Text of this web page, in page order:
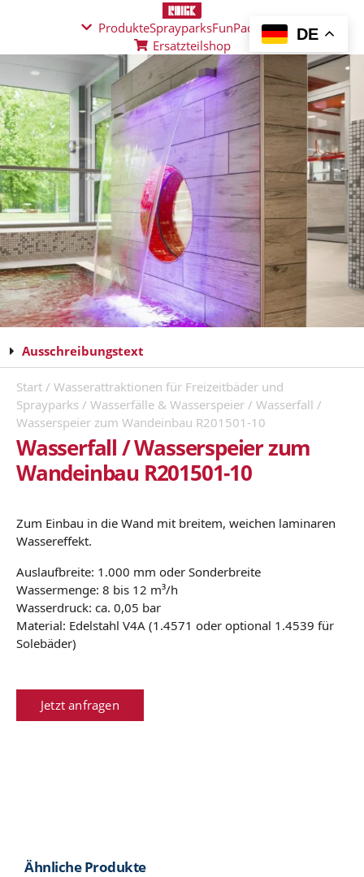
ProdukteSprayparksFunPad
News
Ersatzteilshop
Ausschreibungstext
Start / Wasserattraktionen für Freizeitbäder und
Sprayparks / Wasserfälle & Wasserspeier / Wasserfall /
Wasserspeier zum Wandeinbau R201501-10
Wasserfall / Wasserspeier zum
Wandeinbau R201501-10
Zum Einbau in die Wand mit breitem, weichen laminaren
Wassereffekt.
Auslaufbreite: 1.000 mm oder Sonderbreite
Wassermenge: 8 bis 12 m³/h
Wasserdruck: ca. 0,05 bar
Material: Edelstahl V4A (1.4571 oder optional 1.4539 für
Solebäder)
Jetzt anfragen
Ähnliche Produkte
DE